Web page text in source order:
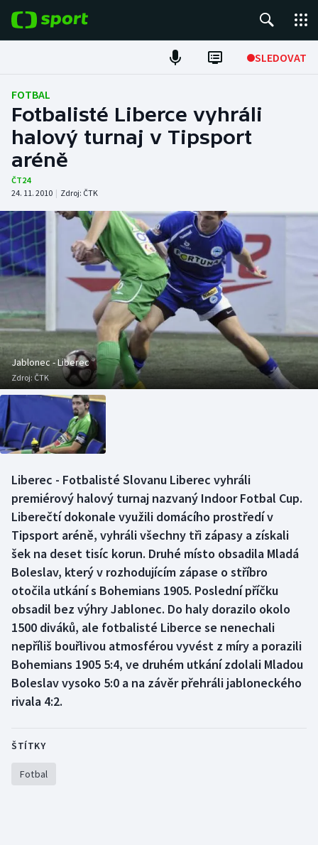
SLEDOVAT
Fotbal
Hokej
Tenis
Atletika
Cyklistika
DALŠÍ SPORTY
Americký fotbal
Baseball a softbal
Basketbal
Biatlon
Boby a skeleton
Curling
Dostihy
Florbal
Futsal
Golf
Gymnastika
Házená
Jezdectví
Judo
NEPŘEHLÉDNĚTE
Soutěže
Historické návraty
Aplikace ČT sport
AZ kvíz
FOTBAL
Fotbalisté Liberce vyhráli
halový turnaj v Tipsport
aréně
ČT24
24. 11. 2010 | Zdroj: ČTK
Jablonec - Liberec
Zdroj:ČTK
Liberec - Fotbalisté Slovanu Liberec vyhráli
premiérový halový turnaj nazvaný Indoor Fotbal Cup.
Liberečtí dokonale využili domácího prostředí v
Tipsport aréně, vyhráli všechny tři zápasy a získali
šek na deset tisíc korun. Druhé místo obsadila Mladá
Boleslav, který v rozhodujícím zápase o stříbro
otočila utkání s Bohemians 1905. Poslední příčku
obsadil bez výhry Jablonec. Do haly dorazilo okolo
1500 diváků, ale fotbalisté Liberce se nenechali
nepříliš bouřlivou atmosférou vyvést z míry a porazili
Bohemians 1905 5:4, ve druhém utkání zdolali Mladou
Boleslav vysoko 5:0 a na závěr přehráli jabloneckého
rivala 4:2.
ŠTÍTKY
Fotbal